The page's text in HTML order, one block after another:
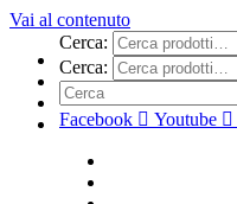
Vai al contenuto
Cerca:
Cerca:
Facebook Youtube